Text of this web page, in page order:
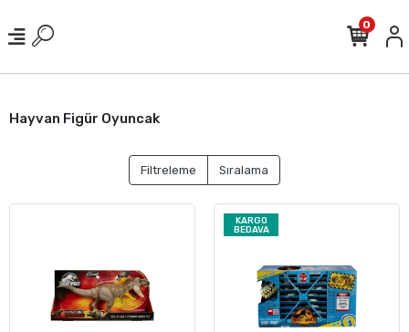
0
Hayvan Figür Oyuncak
Filtreleme Sıralama
KARGO
BEDAVA